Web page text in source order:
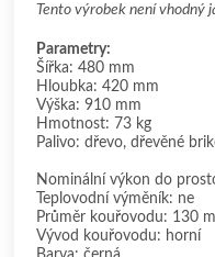
Tento výrobek není vhodný
Parametry:
Šířka: 480 mm
Hloubka: 420 mm
Výška: 910 mm
Hmotnost: 73 kg
Palivo: dřevo, dřevěné
Nominální výkon do
Teplovodní výměník: ne
Průměr kouřovodu: 130
Vývod kouřovodu: horní